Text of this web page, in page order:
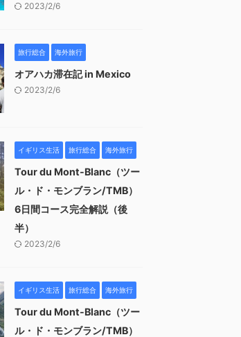
2023/2/6
旅行総合 海外旅行
オアハカ滞在記 in Mexico
2023/2/6
イギリス生活 旅行総合 海外旅行
Tour du Mont-Blanc（ツー
ル・ド・モンブラン/TMB）
6日間コース完全解説（後
半）
2023/2/6
イギリス生活 旅行総合 海外旅行
Tour du Mont-Blanc（ツー
ル・ド・モンブラン/TMB）